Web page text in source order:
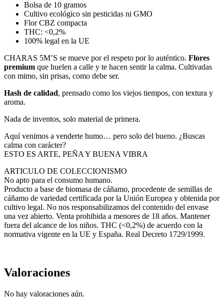
Bolsa de 10 gramos
Cultivo ecológico sin pesticidas ni GMO
Flor CBZ compacta
THC: <0,2%
100% legal en la UE
CHARAS 5M’S se mueve por el respeto por lo auténtico. Flores
premium que huelen a calle y te hacen sentir la calma. Cultivadas
con mimo, sin prisas, como debe ser.
Hash de calidad, prensado como los viejos tiempos, con textura y
aroma.
Nada de inventos, solo material de primera.
Aquí venimos a venderte humo… pero solo del bueno. ¿Buscas
calma con carácter?
ESTO ES ARTE, PEÑA Y BUENA VIBRA
ARTICULO DE COLECCIONISMO
No apto para el consumo humano.
Producto a base de biomasa de cáñamo, procedente de semillas de
cáñamo de variedad certificada por la Unión Europea y obtenida por
cultivo legal. No nos responsabilizamos del contenido del envase
una vez abierto. Venta prohibida a menores de 18 años. Mantener
fuera del alcance de los niños. THC (<0,2%) de acuerdo con la
normativa vigente en la UE y España. Real Decreto 1729/1999.
Valoraciones
No hay valoraciones aún.